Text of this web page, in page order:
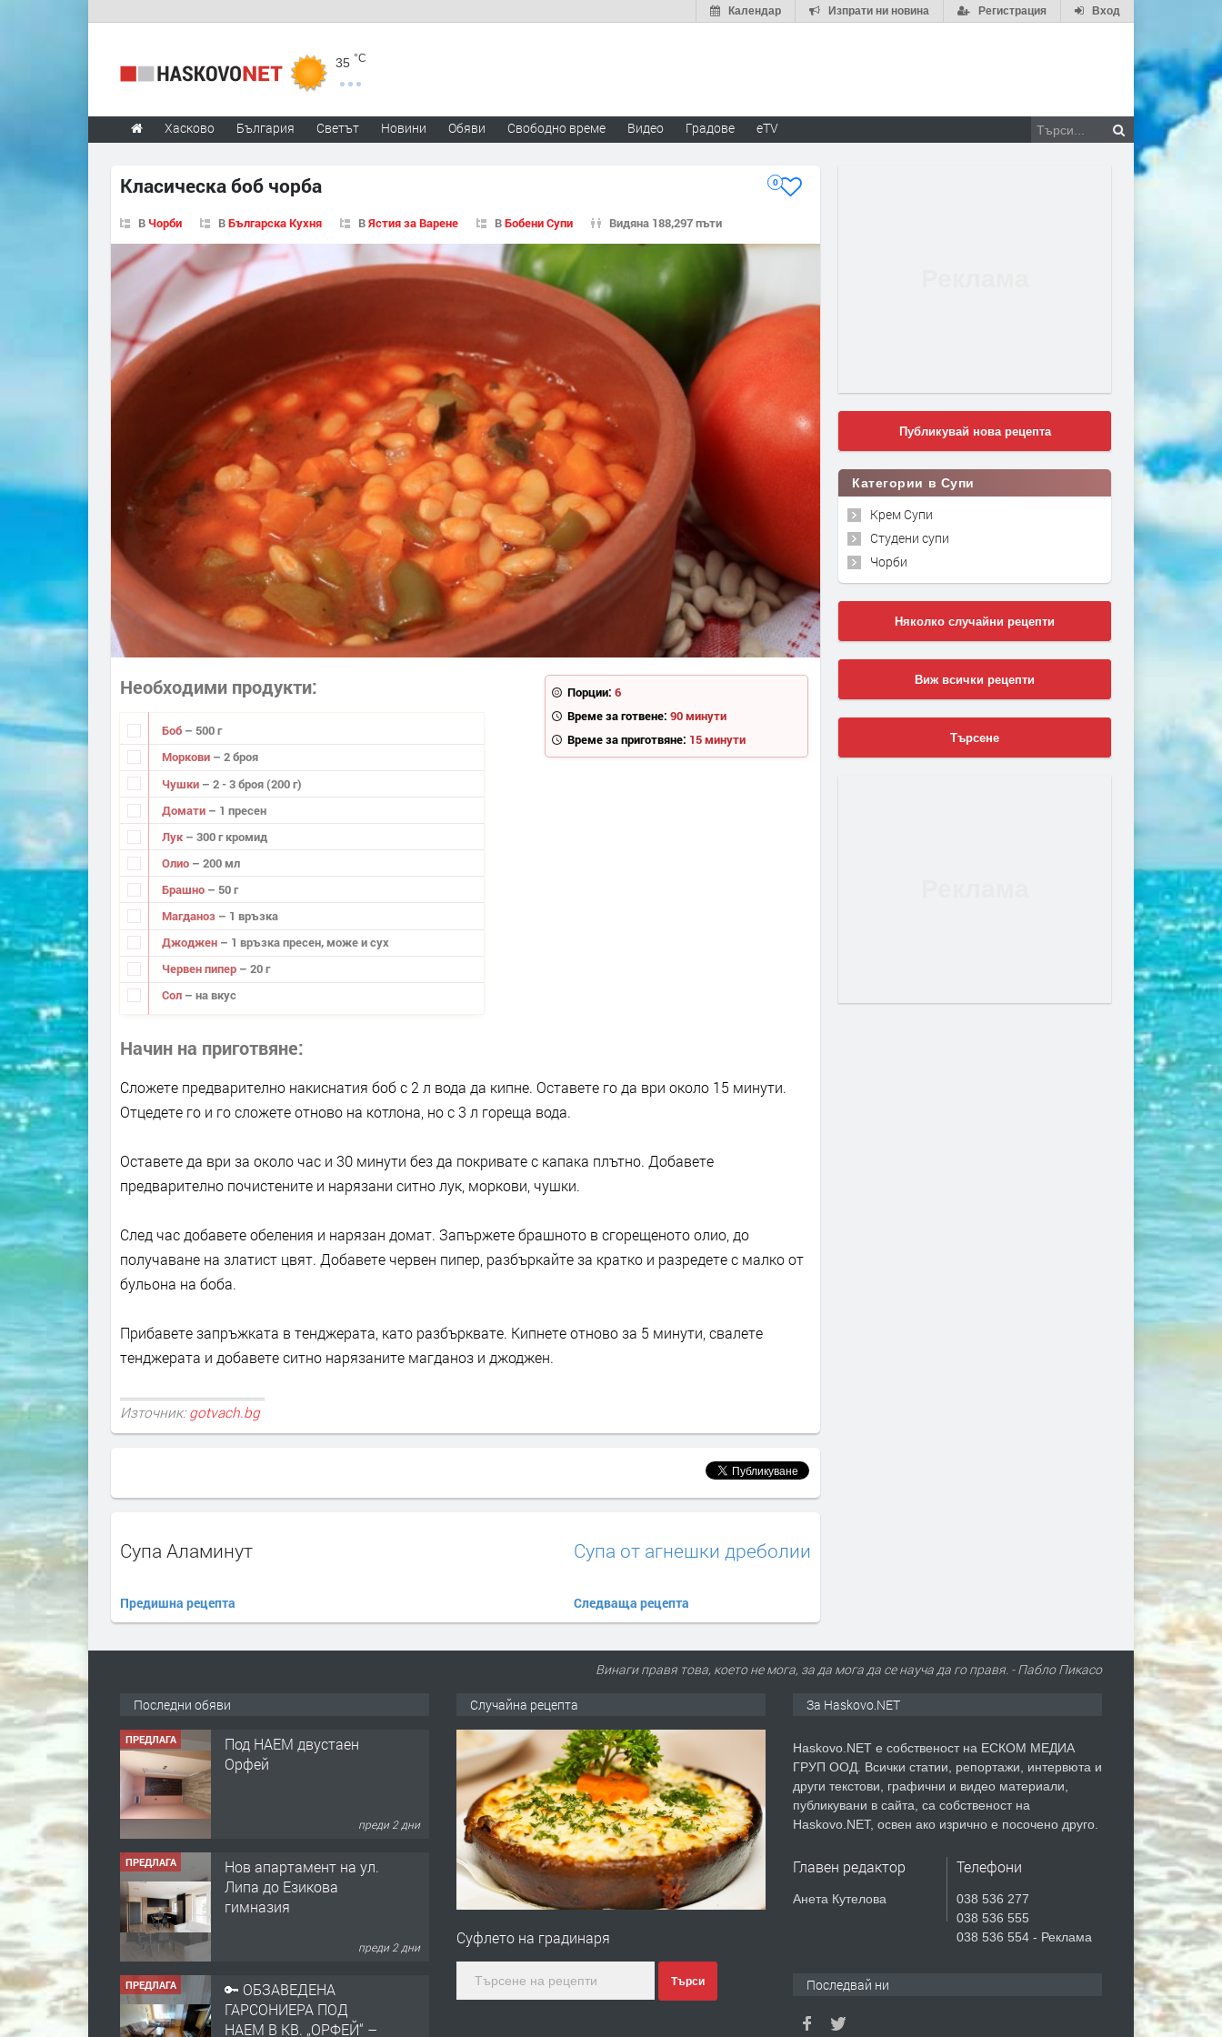
Вход
Регистрация
Изпрати ни новина
Календар
35 °C
Хасково България Светът Новини Обяви Свободно време Видео Градове eTV
Класическа боб чорба 0
ВЧорби ВБългарска Кухня ВЯстия за Варене ВБобени Супи Видяна 188,297 пъти
Порции: 6
Време за готвене: 90 минути
Време за приготвяне: 15 минути
Необходими продукти
Боб – 500 г
Моркови – 2 броя
Чушки – 2 - 3 броя (200 г)
Домати – 1 пресен
Лук – 300 г кромид
Олио – 200 мл
Брашно – 50 г
Магданоз – 1 връзка
Джоджен – 1 връзка пресен, може и сух
Червен пипер – 20 г
Сол – на вкус
Начин на приготвяне
Сложете предварително накиснатия боб с 2 л вода да кипне. Оставете го да ври около 15 минути.
Отцедете го и го сложете отново на котлона, но с 3 л гореща вода.
Оставете да ври за около час и 30 минути без да покривате с капака плътно. Добавете
предварително почистените и нарязани ситно лук, моркови, чушки.
След час добавете обеления и нарязан домат. Запържете брашното в сгорещеното олио, до
получаване на златист цвят. Добавете червен пипер, разбъркайте за кратко и разредете с малко от
бульона на боба.
Прибавете запръжката в тенджерата, като разбърквате. Кипнете отново за 5 минути, свалете
тенджерата и добавете ситно нарязаните магданоз и джоджен.
Източник: gotvach.bg
Супа Аламинут
Предишна рецепта
Супа от агнешки дреболии
Следваща рецепта
Публикувай нова рецепта
Категории в Супи
Крем Супи
Студени супи
Чорби
Няколко случайни рецепти
Виж всички рецепти
Търсене
Винаги правя това, което не мога, за да мога да се науча да го правя. - Пабло Пикасо
Последни обяви
ПРЕДЛАГА
Под НАЕМ двустаен
Орфей
преди 2 дни
ПРЕДЛАГА
Нов апартамент на ул.
Липа до Езикова
гимназия
преди 2 дни
ПРЕДЛАГА
🔑 ОБЗАВЕДЕНА
ГАРСОНИЕРА ПОД
НАЕМ В КВ. „ОРФЕЙ“ –
Случайна рецепта
Суфлето на градинаря
Търси
За Haskovo.NET
Haskovo.NET е собственост на ЕСКОМ МЕДИА
ГРУП ООД. Всички статии, репортажи, интервюта и
други текстови, графични и видео материали,
публикувани в сайта, са собственост на
Haskovo.NET, освен ако изрично е посочено друго.
Главен редактор
Анета Кутелова
Телефони
038 536 277
038 536 555
038 536 554 - Реклама
Последвай ни